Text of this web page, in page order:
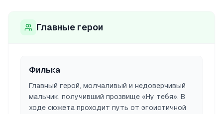
Главные герои
Филька
Главный герой, молчаливый и недоверчивый
мальчик, получивший прозвище «Ну тебя». В
ходе сюжета проходит путь от эгоистичной